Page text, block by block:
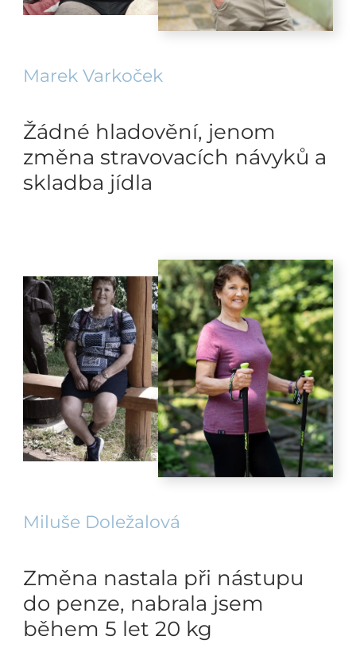
Marek Varkoček
Žádné hladovění, jenom
změna stravovacích návyků a
skladba jídla
Miluše Doležalová
Změna nastala při nástupu
do penze, nabrala jsem
během 5 let 20 kg